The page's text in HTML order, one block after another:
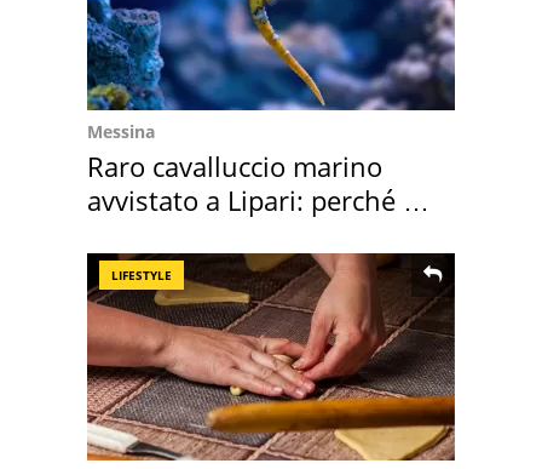
Messina
Raro cavalluccio marino
avvistato a Lipari: perché è
LIFESTYLE